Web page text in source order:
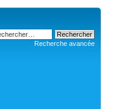
Recherche avancée